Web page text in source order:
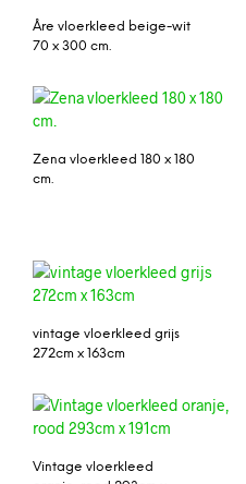
Åre vloerkleed beige-wit
70 x 300 cm.
Zena vloerkleed 180 x 180
cm.
vintage vloerkleed grijs
272cm x 163cm
Vintage vloerkleed